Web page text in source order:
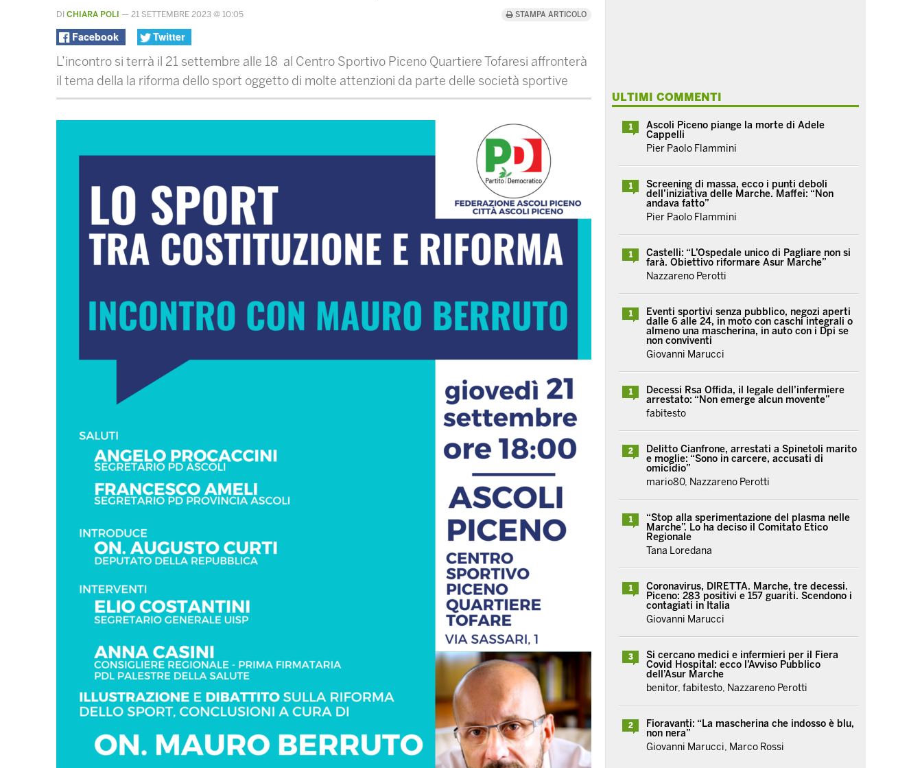
DI CHIARA POLI — 21 SETTEMBRE 2023 @ 10:05 STAMPA ARTICOLO
Facebook Twitter
L’incontro si terrà il 21 settembre alle 18 al Centro Sportivo Piceno Quartiere Tofaresi affronterà
il tema della la riforma dello sport oggetto di molte attenzioni da parte delle società sportive
ULTIMI COMMENTI
1
Ascoli Piceno piange la morte di Adele
Cappelli
Pier Paolo Flammini
1
Screening di massa, ecco i punti deboli
dell’iniziativa delle Marche. Maffei: “Non
andava fatto”
Pier Paolo Flammini
1
Castelli: “L’Ospedale unico di Pagliare non si
farà. Obiettivo riformare Asur Marche”
Nazzareno Perotti
1
Eventi sportivi senza pubblico, negozi aperti
dalle 6 alle 24, in moto con caschi integrali o
almeno una mascherina, in auto con i Dpi se
non conviventi
Giovanni Marucci
1
Decessi Rsa Offida, il legale dell’infermiere
arrestato: “Non emerge alcun movente”
fabitesto
2
Delitto Cianfrone, arrestati a Spinetoli marito
e moglie: “Sono in carcere, accusati di
omicidio”
mario80, Nazzareno Perotti
1
“Stop alla sperimentazione del plasma nelle
Marche”. Lo ha deciso il Comitato Etico
Regionale
Tana Loredana
1
Coronavirus, DIRETTA. Marche, tre decessi.
Piceno: 283 positivi e 157 guariti. Scendono i
contagiati in Italia
Giovanni Marucci
3
Si cercano medici e infermieri per il Fiera
Covid Hospital: ecco l’Avviso Pubblico
dell’Asur Marche
benitor, fabitesto, Nazzareno Perotti
2
Fioravanti: “La mascherina che indosso è blu,
non nera”
Giovanni Marucci, Marco Rossi